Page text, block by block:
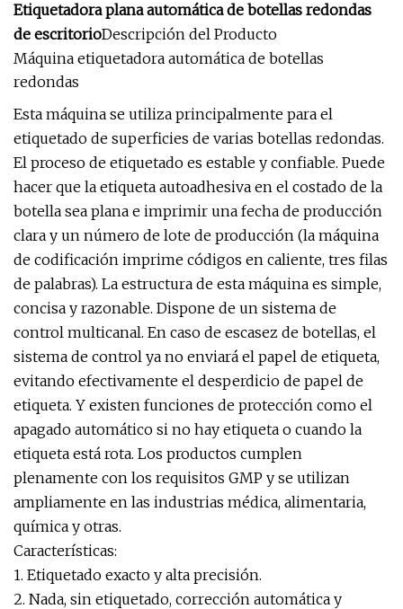
Etiquetadora plana automática de botellas redondas
de escritorioDescripción del Producto
Máquina etiquetadora automática de botellas
redondas
Esta máquina se utiliza principalmente para el
etiquetado de superficies de varias botellas redondas.
El proceso de etiquetado es estable y confiable. Puede
hacer que la etiqueta autoadhesiva en el costado de la
botella sea plana e imprimir una fecha de producción
clara y un número de lote de producción (la máquina
de codificación imprime códigos en caliente, tres filas
de palabras). La estructura de esta máquina es simple,
concisa y razonable. Dispone de un sistema de
control multicanal. En caso de escasez de botellas, el
sistema de control ya no enviará el papel de etiqueta,
evitando efectivamente el desperdicio de papel de
etiqueta. Y existen funciones de protección como el
apagado automático si no hay etiqueta o cuando la
etiqueta está rota. Los productos cumplen
plenamente con los requisitos GMP y se utilizan
ampliamente en las industrias médica, alimentaria,
química y otras.
Características:
1. Etiquetado exacto y alta precisión.
2. Nada, sin etiquetado, corrección automática y